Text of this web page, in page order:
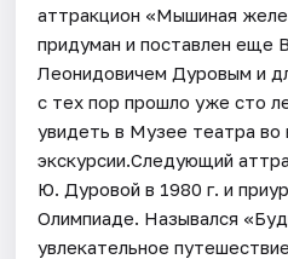
аттракцион «Мышиная
придуман и поставлен еще
Леонидовичем Дуровым и
с тех пор прошло уже сто
увидеть в Музее театра во
экскурсии.Следующий
Ю. Дуровой в 1980 г. и
Олимпиаде. Назывался
увлекательное